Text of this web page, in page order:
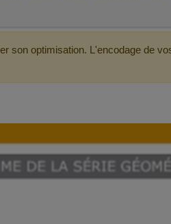
son optimisation. L'encodage de